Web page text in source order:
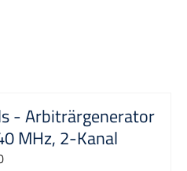
- Arbiträrgenerator
MHz, 2-Kanal